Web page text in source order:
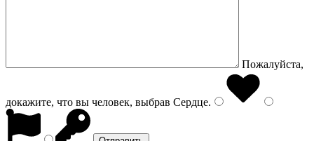
Пожалуйста,
докажите, что вы человек, выбрав Сердце.